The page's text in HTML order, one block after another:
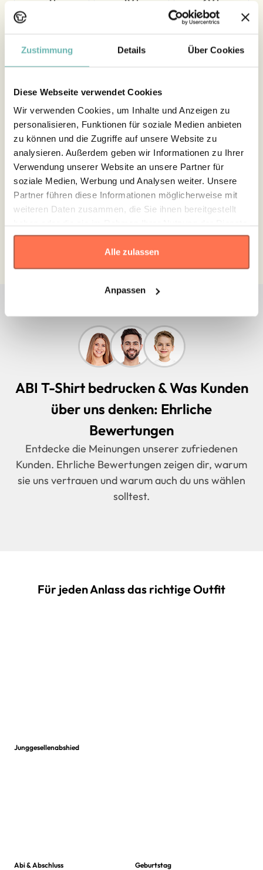
Zustimmung Details Über Cookies
Diese Webseite verwendet Cookies
Wir verwenden Cookies, um Inhalte und Anzeigen zu
personalisieren, Funktionen für soziale Medien anbieten
zu können und die Zugriffe auf unsere Website zu
analysieren. Außerdem geben wir Informationen zu Ihrer
Verwendung unserer Website an unsere Partner für
soziale Medien, Werbung und Analysen weiter. Unsere
Partner führen diese Informationen möglicherweise mit
weiteren Daten zusammen, die Sie ihnen bereitgestellt
gesammelt haben.
Alle zulassen
Anpassen
Rabatt Rabatt
Artikel
Rabatt
Artikel
20%
Rabatt
Artikel
30%
Rabatt
40%
Rabatt
300+
Artikel
50%
Rabatt
* Der Mengenrabatt wird automatisch im Warenkorb abgezogen und ist
ABI T-Shirt bedrucken & Was Kunden
über uns denken: Ehrliche
Bewertungen
Entdecke die Meinungen unserer zufriedenen
Kunden. Ehrliche Bewertungen zeigen dir, warum
sie uns vertrauen und warum auch du uns wählen
solltest.
Für jeden Anlass das richtige Outfit
Junggesellenabshied
Abi & Abschluss Geburtstag